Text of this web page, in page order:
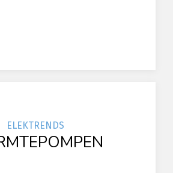
ELEKTRENDS